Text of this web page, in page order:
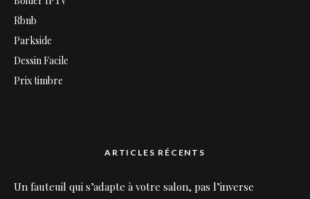
Rbnb
Parkside
Dessin Facile
Prix timbre
ARTICLES RÉCENTS
Un fauteuil qui s’adapte à votre salon, pas l’inverse